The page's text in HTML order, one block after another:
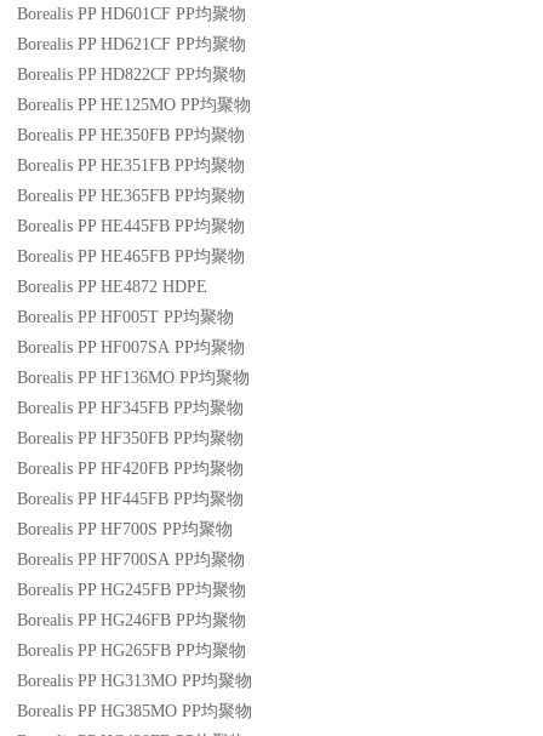
Borealis PP HD601CF PP均聚物
Borealis PP HD621CF PP均聚物
Borealis PP HD822CF PP均聚物
Borealis PP HE125MO PP均聚物
Borealis PP HE350FB PP均聚物
Borealis PP HE351FB PP均聚物
Borealis PP HE365FB PP均聚物
Borealis PP HE445FB PP均聚物
Borealis PP HE465FB PP均聚物
Borealis PP HE4872 HDPE
Borealis PP HF005T PP均聚物
Borealis PP HF007SA PP均聚物
Borealis PP HF136MO PP均聚物
Borealis PP HF345FB PP均聚物
Borealis PP HF350FB PP均聚物
Borealis PP HF420FB PP均聚物
Borealis PP HF445FB PP均聚物
Borealis PP HF700S PP均聚物
Borealis PP HF700SA PP均聚物
Borealis PP HG245FB PP均聚物
Borealis PP HG246FB PP均聚物
Borealis PP HG265FB PP均聚物
Borealis PP HG313MO PP均聚物
Borealis PP HG385MO PP均聚物